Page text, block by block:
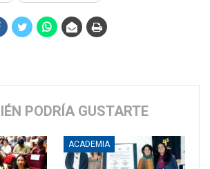
PODRÍA GUSTARTE
ACADEMIA